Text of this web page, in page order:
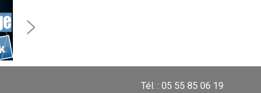
Tél. : 05 55 85 06 19